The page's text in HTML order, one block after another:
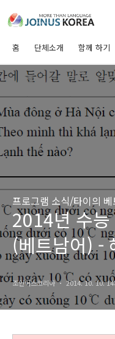
홈 단체소개 함께 하기
프로그램 소식/타이의 베
2014년 수
(베트남어) -
조인어스코리아 2014. 10. 10.